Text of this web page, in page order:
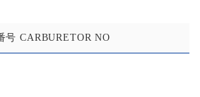
号 CARBURETOR NO